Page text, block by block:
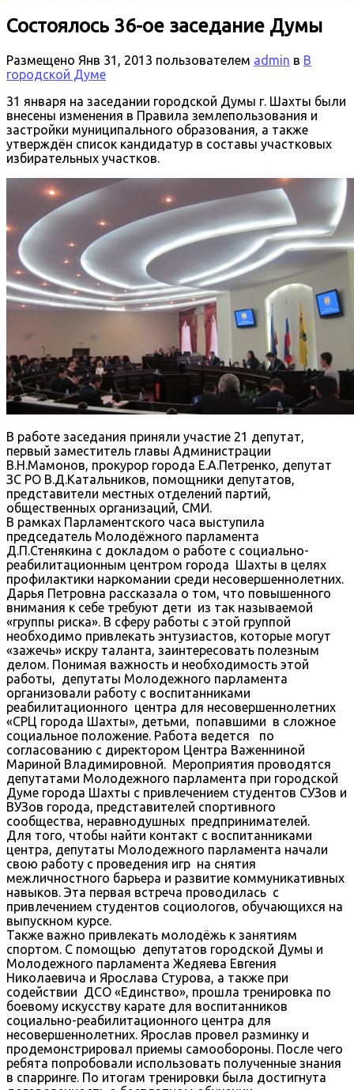
Состоялось 36-ое заседание Думы
Размещено Янв 31, 2013 пользователем admin в В
городской Думе
31 января на заседании городской Думы г. Шахты были
внесены изменения в Правила землепользования и
застройки муниципального образования, а также
утверждён список кандидатур в составы участковых
избирательных участков.
В работе заседания приняли участие 21 депутат,
первый заместитель главы Администрации
В.Н.Мамонов, прокурор города Е.А.Петренко, депутат
ЗС РО В.Д.Катальников, помощники депутатов,
представители местных отделений партий,
общественных организаций, СМИ.
В рамках Парламентского часа выступила
председатель Молодёжного парламента
Д.П.Стенякина с докладом о работе с социально-
реабилитационным центром города Шахты в целях
профилактики наркомании среди несовершеннолетних.
Дарья Петровна рассказала о том, что повышенного
внимания к себе требуют дети из так называемой
«группы риска». В сферу работы с этой группой
необходимо привлекать энтузиастов, которые могут
«зажечь» искру таланта, заинтересовать полезным
делом. Понимая важность и необходимость этой
работы, депутаты Молодежного парламента
организовали работу с воспитанниками
реабилитационного центра для несовершеннолетних
«СРЦ города Шахты», детьми, попавшими в сложное
социальное положение. Работа ведется по
согласованию с директором Центра Важенниной
Мариной Владимировной. Мероприятия проводятся
депутатами Молодежного парламента при городской
Думе города Шахты с привлечением студентов СУЗов и
ВУЗов города, представителей спортивного
сообщества, неравнодушных предпринимателей.
Для того, чтобы найти контакт с воспитанниками
центра, депутаты Молодежного парламента начали
свою работу с проведения игр на снятия
межличностного барьера и развитие коммуникативных
навыков. Эта первая встреча проводилась с
привлечением студентов социологов, обучающихся на
выпускном курсе.
Также важно привлекать молодёжь к занятиям
спортом. С помощью депутатов городской Думы и
Молодежного парламента Жедяева Евгения
Николаевича и Ярослава Стурова, а также при
содействии ДСО «Единство», прошла тренировка по
боевому искусству карате для воспитанников
социально-реабилитационного центра для
несовершеннолетних. Ярослав провел разминку и
продемонстрировал приемы самообороны. После чего
ребята попробовали использовать полученные знания
в спарринге. По итогам тренировки была достигнута